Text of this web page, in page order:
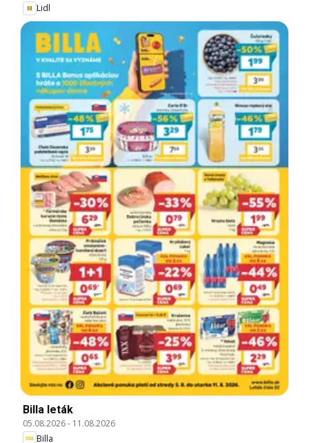
Lidl
Billa leták
05.08.2026- 11.08.2026
Billa